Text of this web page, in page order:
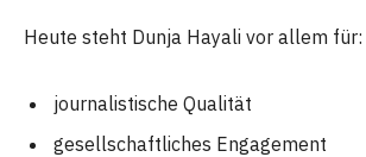
Heute steht Dunja Hayali vor allem für:
journalistische Qualität
gesellschaftliches Engagement